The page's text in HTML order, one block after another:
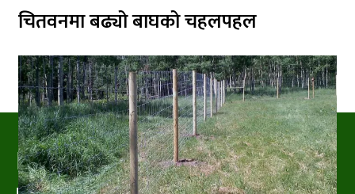
चितवनमा बढ्यो बाघको चहलपहल
PRAKRITIPRESS